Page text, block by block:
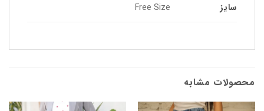
سایز Free Size
محصولات مشابه